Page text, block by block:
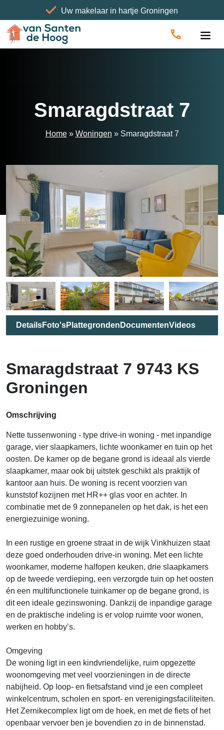
Uw makelaar in hartje Groningen
Woningen »Smaragdstraat 7
Smaragdstraat 7
Home» Woningen » Smaragdstraat 7
DetailsFoto'sPlattegronden DocumentenVideos
Smaragdstraat 7 9743 KS
Groningen
Omschrijving
Nette tussenwoning - type drive-in woning - met inpandige
garage, vier slaapkamers, lichte woonkamer en tuin op het
oosten. De kamer op de begane grond is ideaal als vierde
slaapkamer, maar ook bij uitstek geschikt als praktijk of
kantoor aan huis. De woning is recent voorzien van
kunststof kozijnen met HR++ glas voor en achter. In
combinatie met de 9 zonnepanelen op het dak, is het een
energiezuinige woning.
In een rustige en groene straat in de wijk Vinkhuizen staat
deze goed onderhouden drive-in woning. Met een lichte
woonkamer, moderne halfopen keuken, drie slaapkamers
op de tweede verdieping, een verzorgde tuin op het oosten
én een multifunctionele tuinkamer op de begane grond, is
dit een ideale gezinswoning. Dankzij de inpandige garage
en de praktische indeling is er volop ruimte voor wonen,
werken en hobby’s.
Omgeving
De woning ligt in een kindvriendelijke, ruim opgezette
woonomgeving met veel voorzieningen in de directe
nabijheid. Op loop- en fietsafstand vind je een compleet
winkelcentrum, scholen en sport- en verenigingsfaciliteiten.
Het Zernikecomplex ligt om de hoek, en met de fiets of het
openbaar vervoer ben je bovendien zo in de binnenstad.